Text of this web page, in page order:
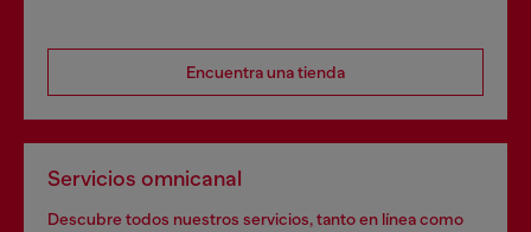
Encuentra una tienda
Servicios omnicanal
Descubre todos nuestros servicios, tanto en línea como